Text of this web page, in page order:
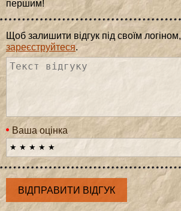
першим!
Щоб залишити відгук під своїм логіном,
зареєструйтеся.
Ваша оцінка